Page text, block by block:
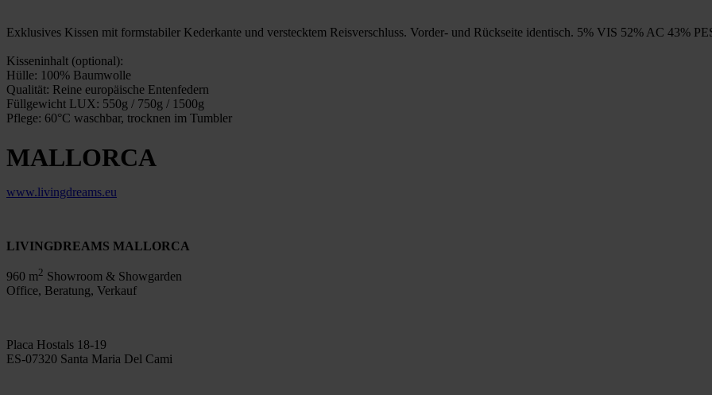
Exklusives Kissen mit formstabiler Kederkante und verstecktem Reisverschluss. Vorder- und Rückseite identisch. 5% VIS 52% AC 43%
Kisseninhalt (optional):
Hülle: 100% Baumwolle
Qualität: Reine europäische Entenfedern
Füllgewicht LUX: 550g / 750g / 1500g
Pflege: 60°C waschbar, trocknen im Tumbler
MALLORCA
www.livingdreams.eu
LIVINGDREAMS MALLORCA
960 m2 Showroom & Showgarden
Office, Beratung, Verkauf
Placa Hostals 18-19
ES-07320 Santa Maria Del Cami